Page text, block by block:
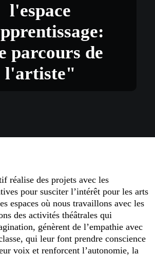
l'espace
parcours de
l'artiste"
réalise des projets avec les
pour susciter l’intérêt pour les arts
espaces où nous travaillons avec les
des activités théâtrales qui
génèrent de l’empathie avec
qui leur font prendre conscience
voix et renforcent l’autonomie, la